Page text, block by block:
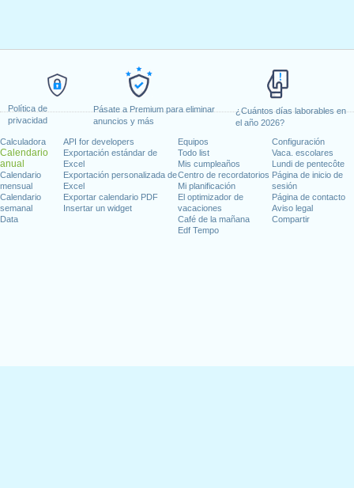
Política de
privacidad
Pásate a Premium para eliminar
anuncios y más
¿Cuántos días laborables en
el año 2026?
Calculadora
Calendario
anual
Calendario
mensual
Calendario
semanal
Data
API for developers
Exportación estándar de
Excel
Exportación personalizada de
Excel
Exportar calendario PDF
Insertar un widget
Equipos
Todo list
Mis cumpleaños
Centro de recordatorios
Mi planificación
El optimizador de
vacaciones
Café de la mañana
Edf Tempo
Configuración
Vaca. escolares
Lundi de pentecôte
Página de inicio de
sesión
Página de contacto
Aviso legal
Compartir